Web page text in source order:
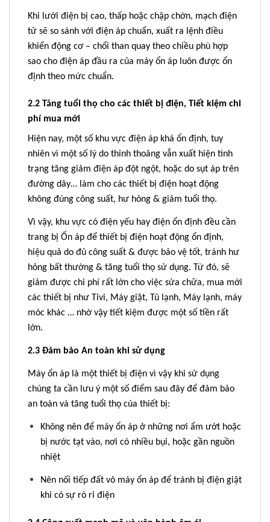
Khi lưới điện bị cao, thấp hoặc chập chờn, mạch điện
tử sẽ so sánh với điện áp chuẩn, xuất ra lệnh điều
khiển động cơ – chổi than quay theo chiều phù hợp
sao cho điện áp đầu ra của máy ổn áp luôn được ổn
định theo mức chuẩn.
2.2 Tăng tuổi thọ cho các thiết bị điện, Tiết kiệm chi
phí mua mới
Hiện nay, một số khu vực điện áp khá ổn định, tuy
nhiên vì một số lý do thỉnh thoảng vẫn xuất hiện tình
trạng tăng giảm điện áp đột ngột, hoặc do sụt áp trên
đường dây… làm cho các thiết bị điện hoạt động
không đúng công suất, hư hỏng & giảm tuổi thọ.
Vì vậy, khu vực có điện yếu hay điện ổn định đều cần
trang bị Ổn áp để thiết bị điện hoạt động ổn định,
hiệu quả do đủ công suất & được bảo vệ tốt, tránh hư
hỏng bất thường & tăng tuổi thọ sử dụng. Từ đó, sẽ
giảm được chi phí rất lớn cho việc sửa chữa, mua mới
các thiết bị như Tivi, Máy giặt, Tủ lạnh, Máy lạnh, máy
móc khác … nhờ vậy tiết kiệm được một số tiền rất
lớn.
2.3 Đảm bảo An toàn khi sử dụng
Máy ổn áp là một thiết bị điện vì vậy khi sử dụng
chúng ta cần lưu ý một số điểm sau đây để đảm bảo
an toàn và tăng tuổi thọ của thiết bị:
Không nên để máy ổn áp ở những nơi ẩm ướt hoặc
bị nước tạt vào, nơi có nhiều bụi, hoặc gần nguồn
nhiệt
Nên nối tiếp đất vỏ máy ổn áp để tránh bị điện giật
khi có sự rò rỉ điện